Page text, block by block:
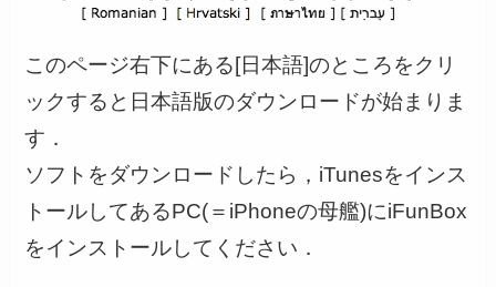
このページ右下にある[日本語]のところをクリ
ックすると日本語版のダウンロードが始まりま
す．
ソフトをダウンロードしたら，iTunesをインス
トールしてあるPC(＝iPhoneの母艦)にiFunBox
をインストールしてください．